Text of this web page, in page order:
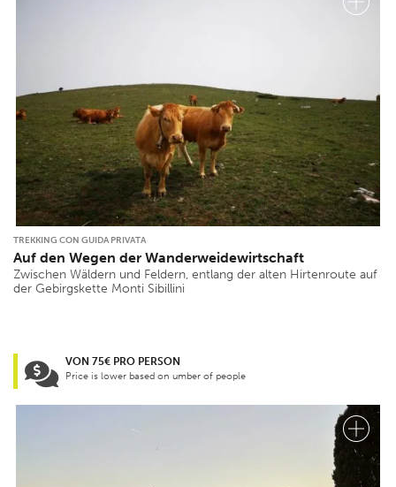
TREKKING CON GUIDA PRIVATA
Auf den Wegen der Wanderweidewirtschaft
Zwischen Wäldern und Feldern, entlang der alten Hirtenroute auf
der Gebirgskette Monti Sibillini
VON 75€ PRO PERSON
Price is lower based on umber of people